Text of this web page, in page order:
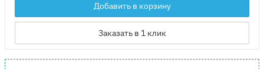
Добавить в корзину
Заказать в 1 клик